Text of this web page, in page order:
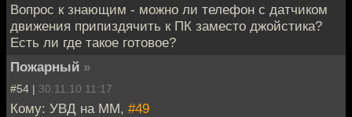
Вопрос к знающим - можно ли телефон с датчиком
движения припиздячить к ПК заместо джойстика?
Есть ли где такое готовое?
Пожарный »
#54 | 30.11.10 11:17
Кому: УВД на ММ, #49